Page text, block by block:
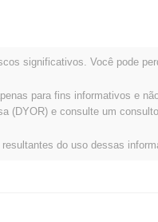
em comparação
abaixo do mercado cripto
relação ao momentum do
significativos. Você pode
para fins informativos e
(DYOR) e consulte um
do uso dessas